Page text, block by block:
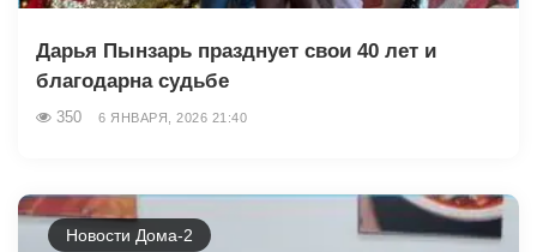
Дарья Пынзарь празднует свои 40 лет и
благодарна судьбе
350 6 ЯНВАРЯ, 2026 21:40
Новости Дома-2